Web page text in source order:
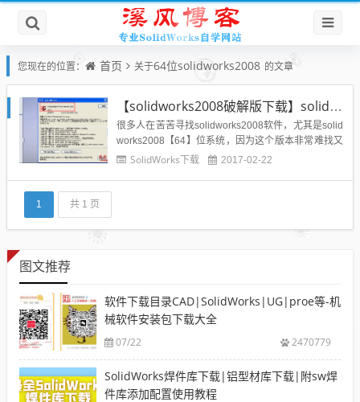
您现在的位置： 首页 关于64位solidworks2008 的文章
【solidworks2008破解版下载】solidworks2008永久破解版64位下载地址亲测可用
很多人在苦苦寻找solidworks2008软件，尤其是solid
works2008【64】位系统，因为这个版本非常难找又
非常好用，所以比较苦恼，今天分享一个亲测可以永
SolidWorks下载 2017-02-22
1 共 1 页
图文推荐
软件下载目录CAD|SolidWorks|UG|proe等-机
械软件安装包下载大全
07/22 2470779
SolidWorks焊件库下载|铝型材库下载|附sw焊
件库添加配置使用教程